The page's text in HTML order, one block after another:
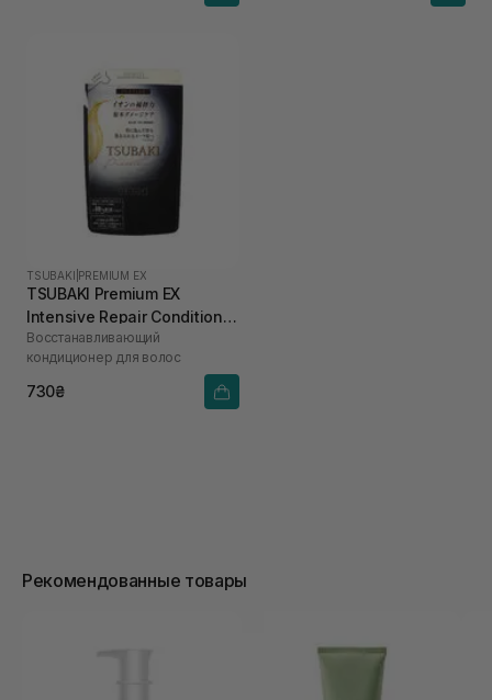
TSUBAKI PREMIUM EX
TSUBAKI Premium EX
Intensive Repair Conditioner
300 мл
Восстанавливающий
кондиционер для волос
730₴
Рекомендованные товары